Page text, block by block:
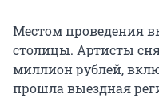
Местом проведения
столицы. Артисты
миллион рублей,
прошла выездная